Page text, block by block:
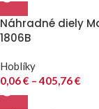
Náhradné diely
1806B
Hoblíky
0,06€ – 405,76€